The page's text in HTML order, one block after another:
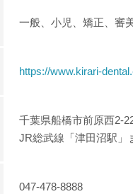
一般、小児、矯正、審
https://www.kirari-
千葉県船橋市前原西2-
JR総武線「津田沼駅」
047-478-8888